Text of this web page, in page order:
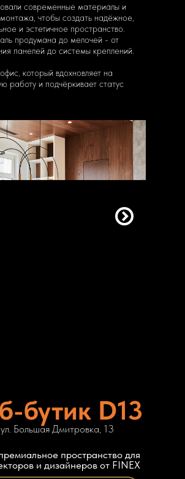
современные материалы и
чтобы создать надёжное,
и эстетичное пространство.
продумана до мелочей - от
панелей до системы креплений.
который вдохновляет на
работу и подчёркивает статус
бутик D13
пространство для
и дизайнеров от FINEX
Большая Дмитровка, 13